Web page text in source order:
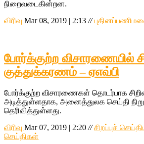
நிறைவடைகின்றன.
விரிவு Mar 08, 2019 | 2:13 //
போர்க்குற்ற விசாரணையில்
குத்துக்கரணம் – ஏஎவ்பி
போர்க்குற்ற விசாரணைகள் தொடர்பாக
அடித்துள்ளதாக, அனைத்துலக செய்தி
தெரிவித்துள்ளது.
விரிவு Mar 07, 2019 | 2:20 // சிறப்புச்
செய்திகள்